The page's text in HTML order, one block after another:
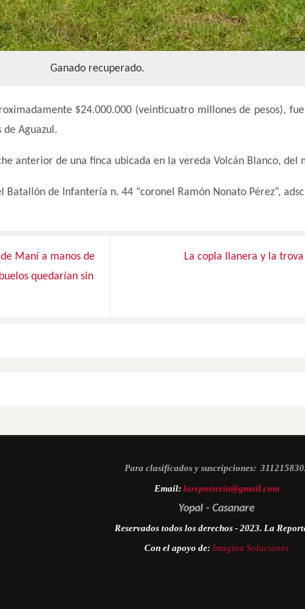
Ganado recuperado.
$24.000.000 (veinticuatro millones de pesos),
Aguazul.
anterior de una finca ubicada en la vereda Volcán Blanco, del
de Infantería n. 44 “coronel Ramón Nonato Pérez”,
Maní a manos de
quedarían sin
La copla llanera y la trova
Para clasificados y suscripciones:
Email: lareporteria@gmail.com
Yopal - Casanare
Reservados todos los derechos - 2023. La
Con el apoyo de: Imagina Soluciones